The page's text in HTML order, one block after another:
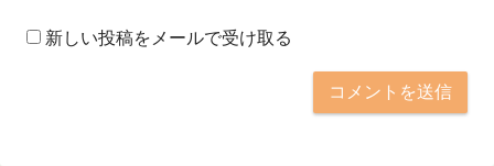
新しい投稿をメールで受け取る